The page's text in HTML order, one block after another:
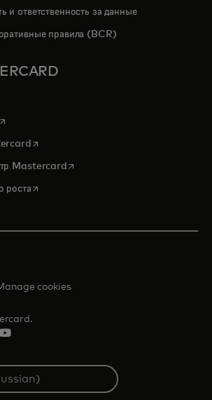
и ответственность за данные
правила (BCR)
in a new tab
in a new tab
opens in a new tab
Mastercardopens in a new tab
ростаopens in a new tab
cookies